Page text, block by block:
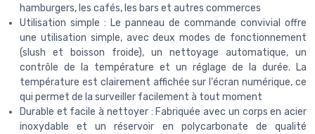
hamburgers, les cafés, les bars et autres commerces
Utilisation simple : Le panneau de commande convivial offre
une utilisation simple, avec deux modes de fonctionnement
(slush et boisson froide), un nettoyage automatique, un
contrôle de la température et un réglage de la durée. La
température est clairement affichée sur l'écran numérique, ce
qui permet de la surveiller facilement à tout moment
Durable et facile à nettoyer : Fabriquée avec un corps en acier
inoxydable et un réservoir en polycarbonate de qualité